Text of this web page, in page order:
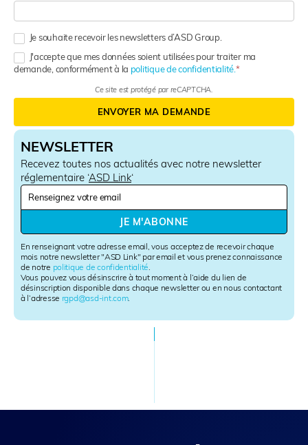
NEWSLETTER
Recevez toutes nos actualités avec notre newsletter
réglementaire ‘ASD Link‘
N
s
l
e
t
t
e
S
En renseignant votre adresse email, vous acceptez de recevoir chaque
mois notre newsletter "ASD Link" par email et vous prenez connaissance
de notre politique de confidentialité
Vous pouvez vous désinscrire à tout moment à l’aide du lien de
désinscription disponible dans chaque newsletter ou en nous contactant
à l’adresse rgpd@asd-int.com.
JE M'ABONNE
Je souhaite recevoir les newsletters d’ASD Group.
J'accepte que mes données soient utilisées pour traiter ma
demande, conformément à la politique de confidentialité.
Ce site est protégé par reCAPTCHA.
ENVOYER MA DEMANDE